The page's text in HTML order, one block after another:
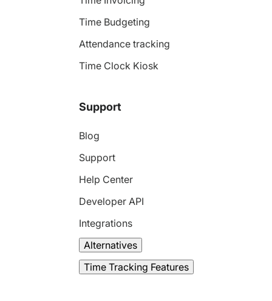
Time Budgeting
Attendance tracking
Time Clock Kiosk
Support
Blog
Support
Help Center
Developer API
Integrations
Alternatives
Time Tracking Features